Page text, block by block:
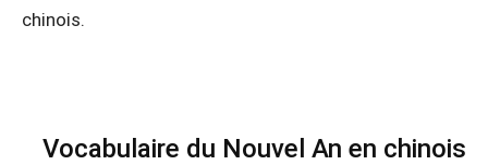
chinois.
Vocabulaire du Nouvel An en chinois